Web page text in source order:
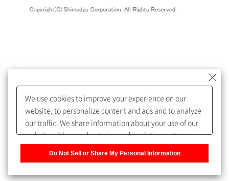
めします。
My SHIMADZU for Analyticalへ登録いただくと、技術情報や
取扱説明書・Webinarなどの閲覧ができます。
うになります。
We use cookies to improve your experience on our
website, to personalize content and ads and to analyze
our traffic. We share information about your use of our
website with our advertising and analytics partners,
Do Not Sell or Share My Personal Information